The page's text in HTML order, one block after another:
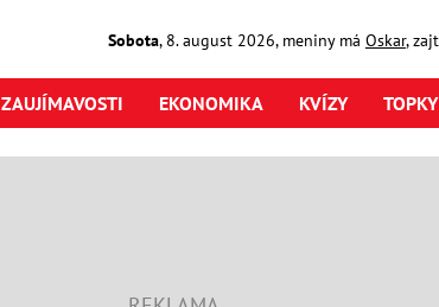
Sobota, 8. august2026, meniny má Oskar,
ZAUJÍMAVOSTI EKONOMIKA KVÍZY